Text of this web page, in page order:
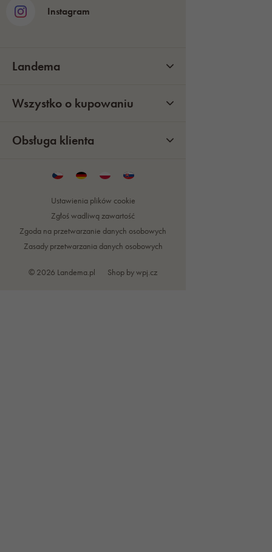
Instagram
Landema
Wszystko o kupowaniu
Obsługa klienta
© 2026 Landema.pl
Ustawienia plików cookie
Zgłoś wadliwą zawartość
Zgoda na przetwarzanie danych osobowych
Zasady przetwarzania danych osobowych
Shop bywpj.cz